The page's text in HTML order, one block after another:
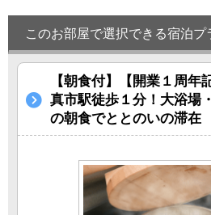
このお部屋で選択できる宿泊プ
【朝食付】【開業１周
真市駅徒歩１分！大浴場
の朝食でととのいの滞在